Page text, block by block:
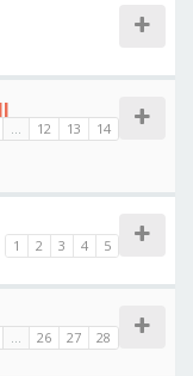
... 12 13 14
1 2 3 4 5
... 26 27 28